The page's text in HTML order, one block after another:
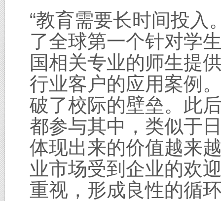
“教育需要长时间投入
了全球第一个针对学
国相关专业的师生提
行业客户的应用案例
破了校际的壁垒。此
都参与其中，类似于
体现出来的价值越来
业市场受到企业的欢
重视，形成良性的循